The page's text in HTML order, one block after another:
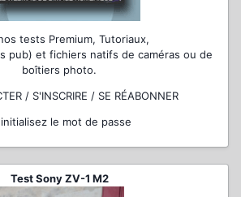
tests Premium, Tutoriaux,
pub) et fichiers natifs de caméras ou de
boîtiers photo.
/ S'INSCRIRE / SE RÉABONNER
le mot de passe
Test Sony ZV-1 M2